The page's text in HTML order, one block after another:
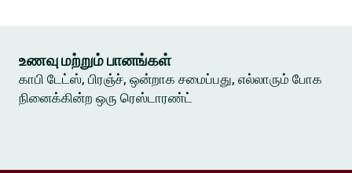
உணவு மற்றும் பானங்கள்
காபி டேட்ஸ், பிரஞ்ச், ஒன்றாக சமைப்பது, எல்லாரும் போக
நினைக்கின்ற ஒரு ரெஸ்டாரண்ட்